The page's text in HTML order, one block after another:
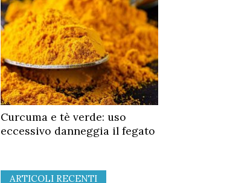
Curcuma e tè verde: uso
eccessivo danneggia il fegato
ARTICOLI RECENTI